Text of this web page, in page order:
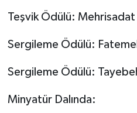
Teşvik Ödülü: Mehrisadat
Sergileme Ödülü:
Sergileme Ödülü:
Minyatür Dalında: